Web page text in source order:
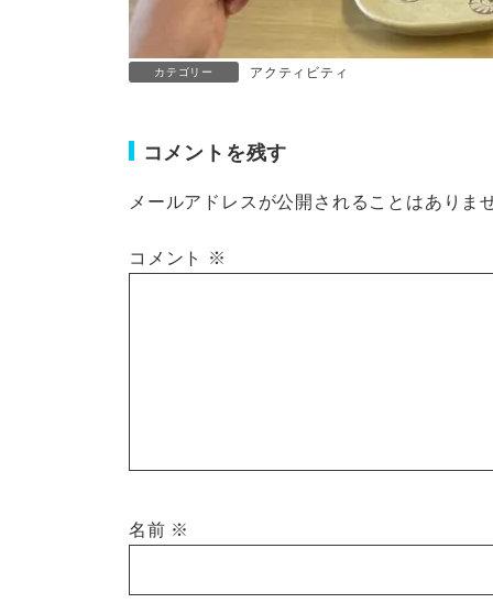
カテゴリー アクティビティ
コメントを残す
メールアドレスが公開されることはありま
コメント ※
名前 ※